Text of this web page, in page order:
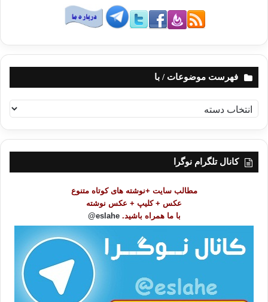
فهرست موضوعات / با
ه
ر
کانال تلگرام نوگرا
مطالب سایت +نوشته های کوتاه متنوع
عکس + کلیپ + عکس نوشته
با ما همراه باشید. eslahe@